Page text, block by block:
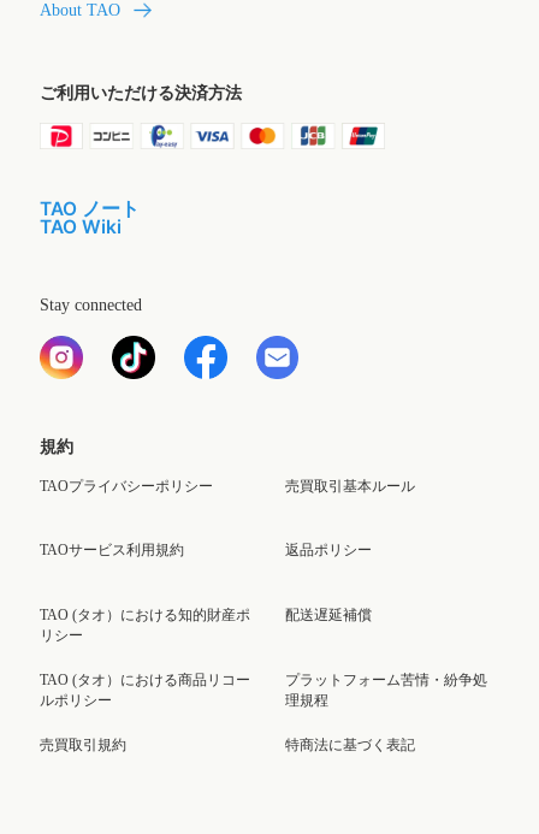
About TAO
ご利用いただける決済方法
TAO ノート
TAO Wiki
Stay connected
規約
TAOプライバシーポリシー
TAOサービス利用規約
TAO (タオ）における知的財産ポ
リシー
TAO (タオ）における商品リコー
ルポリシー
売買取引規約
売買取引基本ルール
返品ポリシー
配送遅延補償
プラットフォーム苦情・紛争処
理規程
特商法に基づく表記